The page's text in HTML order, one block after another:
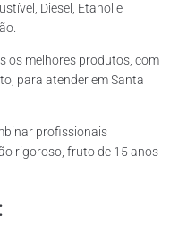
Diesel, Etanol e
os melhores produtos, com
para atender em Santa
profissionais
rigoroso, fruto de 15 anos